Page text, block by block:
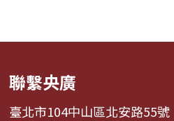
聯繫央廣
臺北市104中山區北安路55號